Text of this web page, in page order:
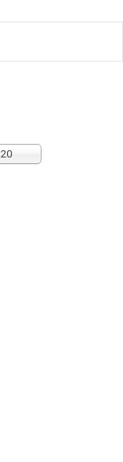
20